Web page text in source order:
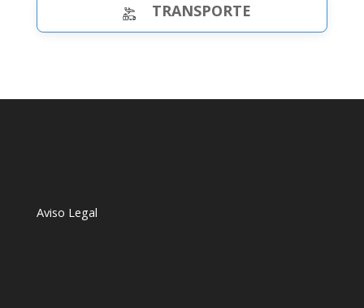
TRANSPORTE
Aviso Legal